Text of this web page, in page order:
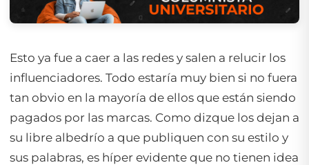
Esto ya fue a caer a las redes y salen a relucir los
influenciadores. Todo estaría muy bien si no fuera
tan obvio en la mayoría de ellos que están siendo
pagados por las marcas. Como dizque los dejan a
su libre albedrío a que publiquen con su estilo y
sus palabras, es híper evidente que no tienen idea